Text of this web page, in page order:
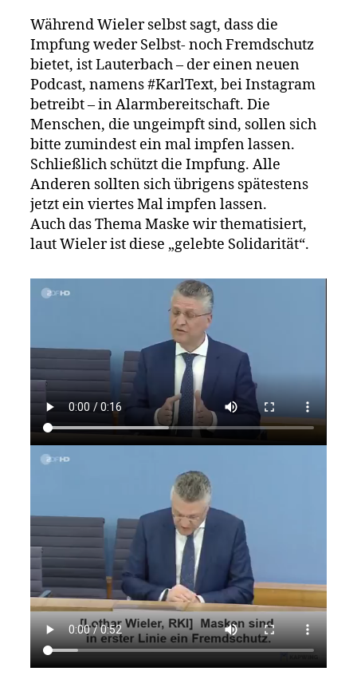
Während Wieler selbst sagt, dass die
Impfung weder Selbst- noch Fremdschutz
bietet, ist Lauterbach – der einen neuen
Podcast, namens #KarlText, bei Instagram
betreibt – in Alarmbereitschaft. Die
Menschen, die ungeimpft sind, sollen sich
bitte zumindest ein mal impfen lassen.
Schließlich schützt die Impfung. Alle
Anderen sollten sich übrigens spätestens
jetzt ein viertes Mal impfen lassen.
Auch das Thema Maske wir thematisiert,
laut Wieler ist diese „gelebte Solidarität“.